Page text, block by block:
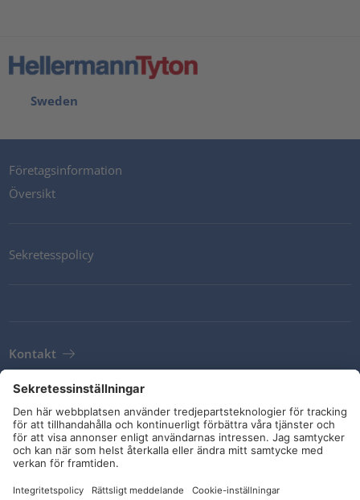
Sweden
Företagsinformation
Översikt
Sekretesspolicy
Kontakt
Leveransvillkor
Riktlinjer och åtaganden